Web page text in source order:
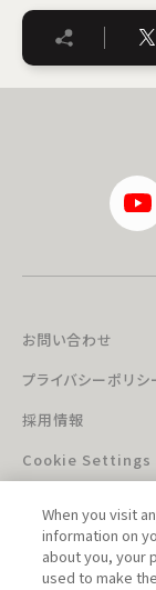
お問い合わせ
プライバシーポリシ
採用情報
Cookie Settings
When you visit
information on
about you, your
used to make